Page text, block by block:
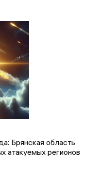
Брянская область
атакуемых регионов